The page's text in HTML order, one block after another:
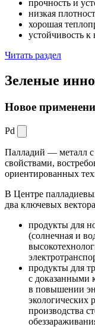
прочность и
низкая
хорошая
устойчивость
Читать раздел
Зеленые
Новое
Pd
Палладий — металл
свойствами,
ориентированных
В Центре
два ключевых
продукты для
(солнечная и
продукты для
с доказанными
в повышении
экологических
производства